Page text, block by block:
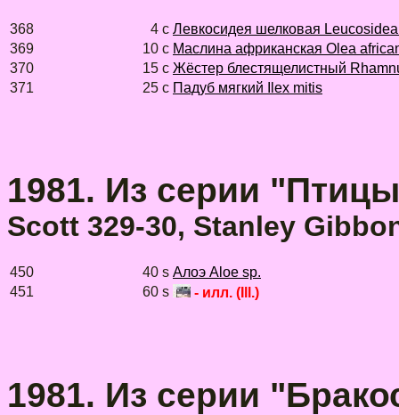
368 4 с Левкосидея шелковая
369
10 с Маслина африканская Olea
370
15 с Жёстер блестящелистный
371
25 с Падуб мягкий Ilex mitis
1981. Из серии
Scott 329-30, Stanley
450 40 s Алоэ Aloe sp.
451
60 s - илл. (Ill.)
1981. Из серии